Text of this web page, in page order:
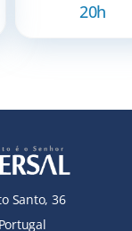
20h
Santo, 36